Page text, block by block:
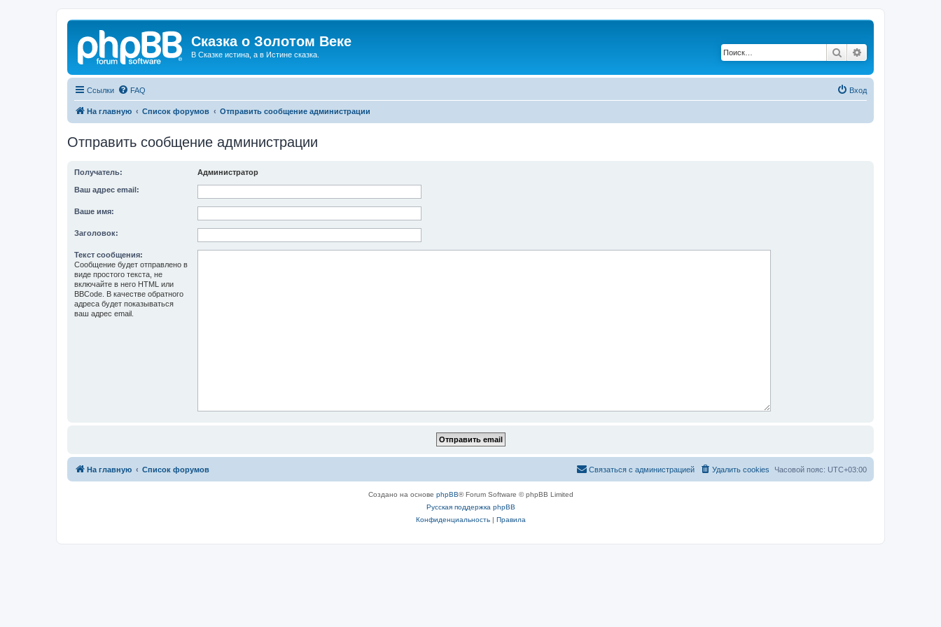
Сказка о Золотом Веке
В Сказке истина, а в Истине сказка. Поиск
Ссылки FAQ Вход
На главную Список форумов Отправить сообщение администрации
Отправить сообщение администрации
Получатель: Администратор
Ваш адрес email:
Ваше имя:
Заголовок:
Текст сообщения:
Сообщение будет отправлено в
виде простого текста, не
включайте в него HTML или
BBCode. В качестве обратного
адреса будет показываться
ваш адрес email.
На главную Список форумов Часовой пояс: UTC+03:00
Удалить cookies
Связаться с администрацией
Создано на основе phpBB® Forum Software © phpBB Limited
Русская поддержка phpBB
Конфиденциальность| Правила